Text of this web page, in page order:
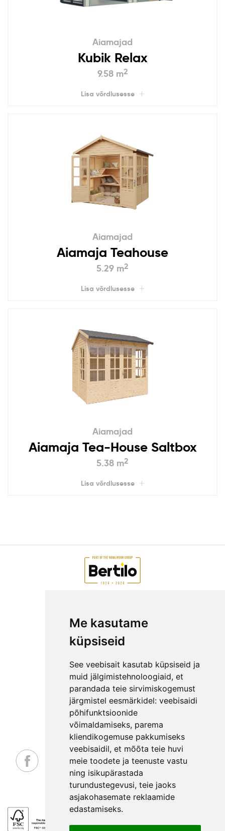
Me kasutame
küpsiseid
See veebisait kasutab küpsiseid ja
muid jälgimistehnoloogiaid, et
parandada teie sirvimiskogemust
järgmistel eesmärkidel: veebisaidi
põhifunktsioonide
võimaldamiseks, parema
kliendikogemuse pakkumiseks
veebisaidil, et mõõta teie huvi
meie toodete ja teenuste vastu
ning isikupärastada
turundustegevusi, teie jaoks
asjakohasemate reklaamide
edastamiseks.
Aiamajad
Kubik Relax
9.58 m2
Lisa võrdlusesse
Aiamajad
Aiamaja Teahouse
5.29 m2
Lisa võrdlusesse
Aiamajad
Aiamaja Tea-House Saltbox
5.38 m2
Lisa võrdlusesse
ETTEVÕTTEST
KKK
KONTAKT
MEESKOND
GARANTIITINGIMUSED
PRIVAATSUSPOLIITIKA
NÕUANDED
LEPINGUST TAGANEMISE AVALDUS
_